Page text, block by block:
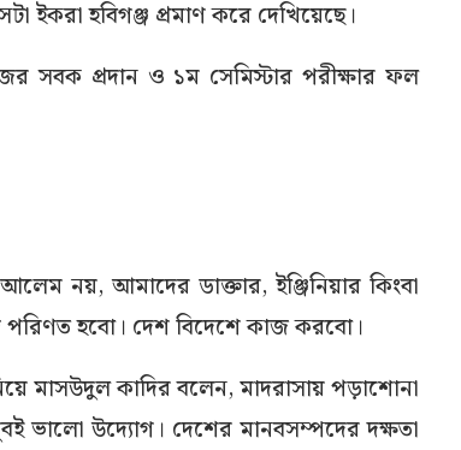
ইকরা হবিগঞ্জ প্রমাণ করে দেখিয়েছে।
সবক প্রদান ও ১ম সেমিস্টার পরীক্ষার ফল
নয়, আমাদের ডাক্তার, ইঞ্জিনিয়ার কিংবা
হবো। দেশ বিদেশে কাজ করবো।
মাসউদুল কাদির বলেন, মাদরাসায় পড়াশোনা
ভালো উদ্যোগ। দেশের মানবসম্পদের দক্ষতা